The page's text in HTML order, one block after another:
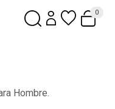
0
Hombre.